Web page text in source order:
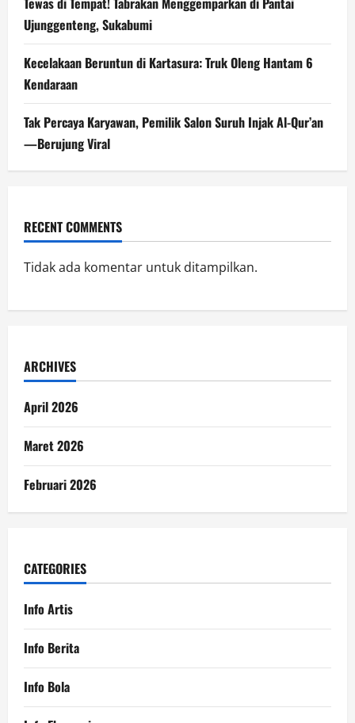
Ujunggenteng, Sukabumi
Kecelakaan Beruntun di Kartasura: Truk Oleng Hantam 6
Kendaraan
Tak Percaya Karyawan, Pemilik Salon Suruh Injak Al-Qur’an
—Berujung Viral
RECENT COMMENTS
Tidak ada komentar untuk ditampilkan.
ARCHIVES
April 2026
Maret 2026
Februari 2026
CATEGORIES
Info Artis
Info Berita
Info Bola